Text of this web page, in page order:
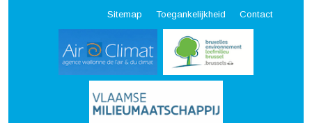
Sitemap Toegankelijkheid Contact